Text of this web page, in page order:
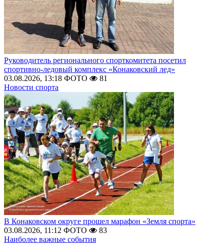
Руководитель регионального спорткомитета посетил
спортивно-ледовый комплекс «Конаковский лед»
03.08.2026, 13:18 ФОТО
81
Новости спорта
В Конаковском округе прошел марафон «Земля спорта»
03.08.2026, 11:12 ФОТО
83
Наиболее важные события